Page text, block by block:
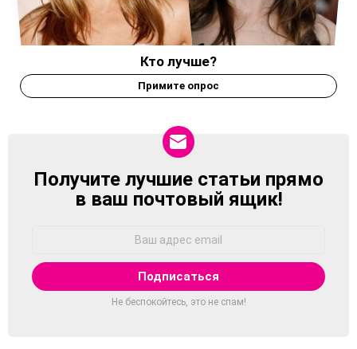
Кто лучше?
Примите опрос
NEWSLETTER
Получите лучшие статьи прямо
в ваш почтовый ящик!
Не беспокойтесь, это не спам!